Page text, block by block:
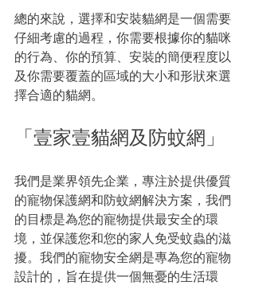
總的來說，選擇和安裝貓網是一個需要
仔細考慮的過程，你需要根據你的貓咪
的行為、你的預算、安裝的簡便程度以
及你需要覆蓋的區域的大小和形狀來選
擇合適的貓網。
「壹家壹貓網及防蚊網」
我們是業界領先企業，專注於提供優質
的寵物保護網和防蚊網解決方案，我們
的目標是為您的寵物提供最安全的環
境，並保護您和您的家人免受蚊蟲的滋
擾。我們的寵物安全網是專為您的寵物
設計的，旨在提供一個無憂的生活環